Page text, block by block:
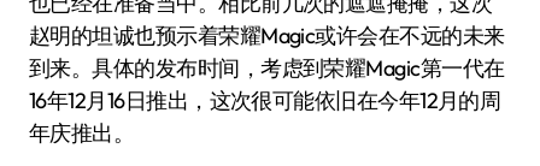
赵明的坦诚也预示着荣耀Magic或许会在不远的未来
到来。具体的发布时间，考虑到荣耀Magic第一代在
16年12月16日推出，这次很可能依旧在今年12月的周
年庆推出。